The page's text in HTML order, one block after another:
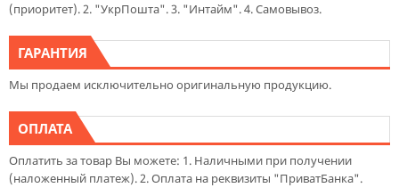
(приоритет). 2. "УкрПошта". 3. "Интайм". 4. Самовывоз.
ГАРАНТИЯ
Мы продаем исключительно оригинальную продукцию.
ОПЛАТА
Оплатить за товар Вы можете: 1. Наличными при получении
(наложенный платеж). 2. Оплата на реквизиты "ПриватБанка".